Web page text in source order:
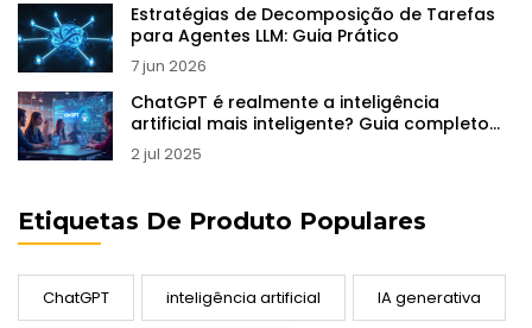
Estratégias de Decomposição de Tarefas
para Agentes LLM: Guia Prático
7 jun 2026
ChatGPT é realmente a inteligência
artificial mais inteligente? Guia completo
2025
2 jul 2025
Etiquetas De Produto Populares
ChatGPT inteligência artificial IA generativa